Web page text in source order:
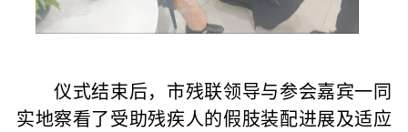
仪式结束后，市残联领导与参会嘉宾一同
实地察看了受助残疾人的假肢装配进展及适应